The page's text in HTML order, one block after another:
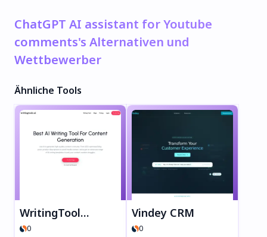
ChatGPT AI assistant for Youtube
comments's Alternativen und
Wettbewerber
Ähnliche Tools
WritingTools.ai
0
Vindey CRM
0